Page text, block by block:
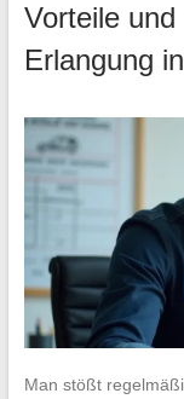
Vorteile
Erlangung
Man stößt